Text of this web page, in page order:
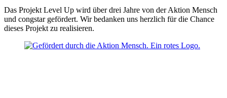
Das Projekt Level Up wird über drei Jahre von der Aktion Mensch
und congstar gefördert. Wir bedanken uns herzlich für die Chance
dieses Projekt zu realisieren.